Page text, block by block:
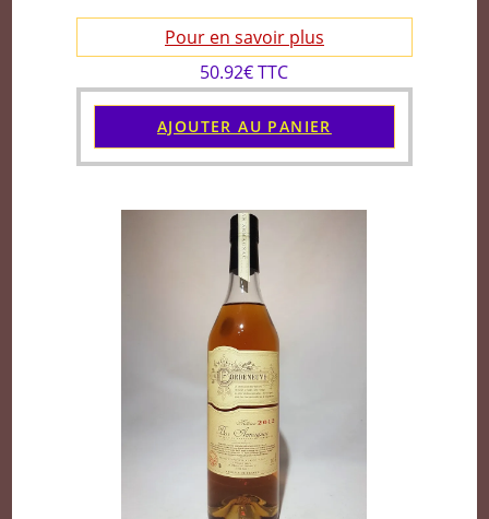
Pour en savoir plus
50.92€ TTC
AJOUTER AU PANIER